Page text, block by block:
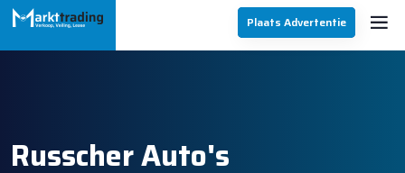
Plaats Advertentie
Russcher Auto's